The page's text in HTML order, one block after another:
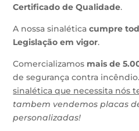
Certificado de Qualidade.
A nossa sinaléticacumpre
Legislação em vigor.
Comercializamos mais de
de segurança contra
sinalética que necessita nós
tambem vendemos placas
personalizadas!